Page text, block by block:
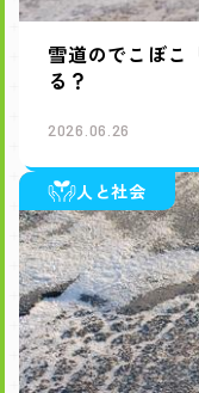
雪道のでこぼこ
る？
2026.06.26
人と社会